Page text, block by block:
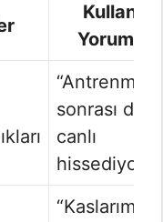
Kullanıcı
Yorumları
“Antrenman
sonrası
canlı
“Kaslarımın